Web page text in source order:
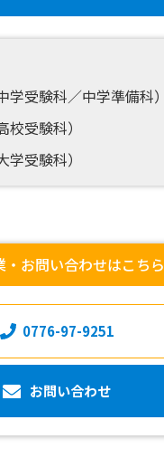
学受験科／中学準備科）
受験科）
受験科）
・お問い合わせはこちら
0776-97-9251
お問い合わせ